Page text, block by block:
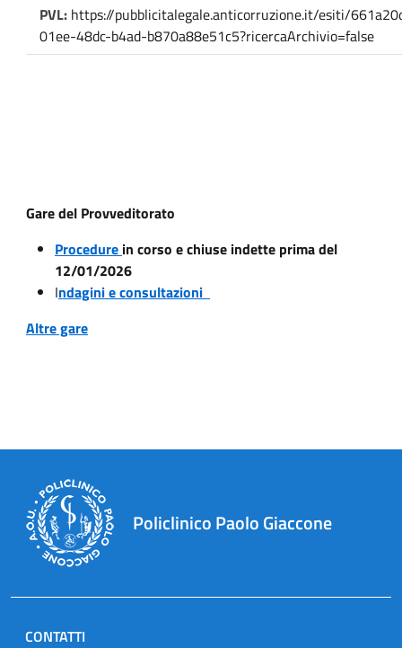
PVL: https://pubblicitalegale.anticorruzione.it/esiti/
01ee-48dc-b4ad-b870a88e51c5?ricercaArchivio=false
Gare del Provveditorato
Procedure in corso e chiuse indette prima del
12/01/2026
Indagini e consultazioni
Altre gare
Policlinico Paolo Giaccone
CONTATTI